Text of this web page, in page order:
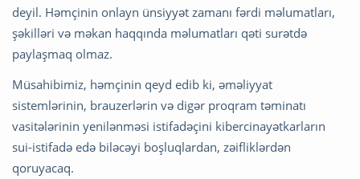
deyil. Həmçinin onlayn ünsiyyət zamanı fərdi məlumatları,
şəkilləri və məkan haqqında məlumatları qəti surətdə
paylaşmaq olmaz.
Müsahibimiz, həmçinin qeyd edib ki, əməliyyat
sistemlərinin, brauzerlərin və digər proqram təminatı
vasitələrinin yenilənməsi istifadəçini kibercinayətkarların
sui-istifadə edə biləcəyi boşluqlardan, zəifliklərdən
qoruyacaq.